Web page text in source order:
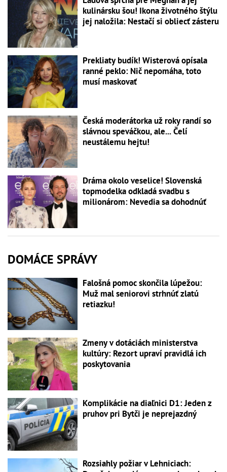
kulinársku šou! Ikona životného štýlu
jej naložila: Nestačí si obliecť zásteru
Prekliaty budík! Wisterová opísala
ranné peklo: Nič nepomáha, toto
musí maskovať
Česká moderátorka už roky randí so
slávnou speváčkou, ale... Čelí
neustálemu hejtu!
Dráma okolo veselice! Slovenská
topmodelka odkladá svadbu s
milionárom: Nevedia sa dohodnúť
DOMÁCE SPRÁVY
Falošná pomoc skončila lúpežou:
Muž mal seniorovi strhnúť zlatú
retiazku!
Zmeny v dotáciách ministerstva
kultúry: Rezort upraví pravidlá ich
poskytovania
Komplikácie na diaľnici D1: Jeden z
pruhov pri Bytči je neprejazdný
Rozsiahly požiar v Lehniciach: